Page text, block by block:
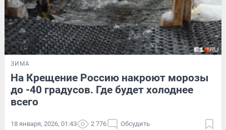
ЗИМА
На Крещение Россию накроют морозы
до -40 градусов. Где будет холоднее
всего
18 января, 2026, 01:43 2 776 Обсудить